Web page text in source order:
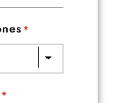
*
*